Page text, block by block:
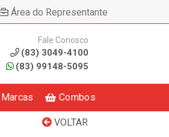
Área do Representante
Fale Conosco
(83) 3049-4100
(83) 99148-5095
Marcas Combos
VOLTAR